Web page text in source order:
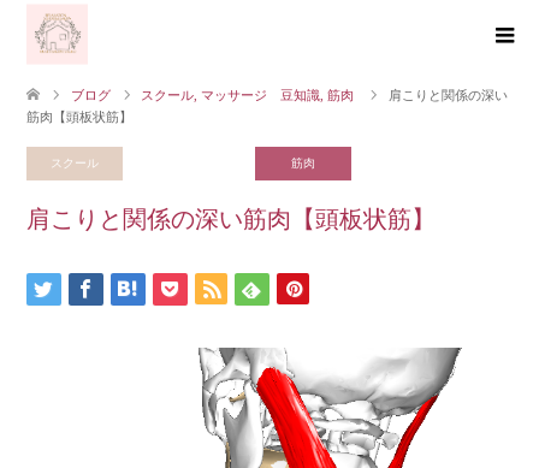
ブログ スクール マッサージ 豆知識 筋肉
肩こりと関係の深い
筋肉【頭板状筋】
スクール 筋肉
肩こりと関係の深い筋肉【頭板状筋】